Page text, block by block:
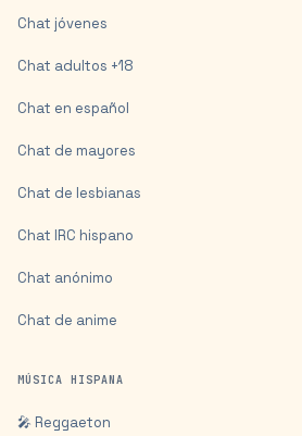
Chat jóvenes
Chat adultos +18
Chat en español
Chat de mayores
Chat de lesbianas
Chat IRC hispano
Chat anónimo
Chat de anime
MÚSICA HISPANA
🎤 Reggaeton